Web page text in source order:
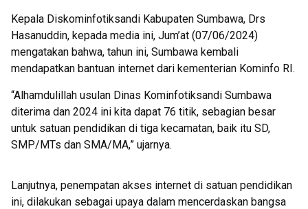
Kepala Diskominfotiksandi Kabupaten Sumbawa, Drs
Hasanuddin, kepada media ini, Jum’at (07/06/2024)
mengatakan bahwa, tahun ini, Sumbawa kembali
mendapatkan bantuan internet dari kementerian Kominfo RI.
“Alhamdulillah usulan Dinas Kominfotiksandi Sumbawa
diterima dan 2024 ini kita dapat 76 titik, sebagian besar
untuk satuan pendidikan di tiga kecamatan, baik itu SD,
SMP/MTs dan SMA/MA,” ujarnya.
Lanjutnya, penempatan akses internet di satuan pendidikan
ini, dilakukan sebagai upaya dalam mencerdaskan bangsa